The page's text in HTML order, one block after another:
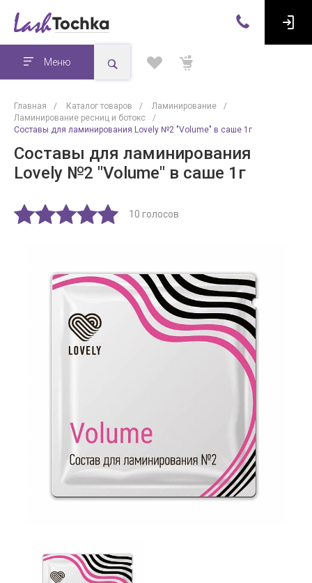
Меню
Главная / Каталог товаров / Ламинирование
/
Ламинирование ресниц и ботокс
/
Составы для ламинирования Lovely №2 "Volume" в саше 1г
Составы для ламинирования
Lovely №2 "Volume" в саше 1г
10 голосов